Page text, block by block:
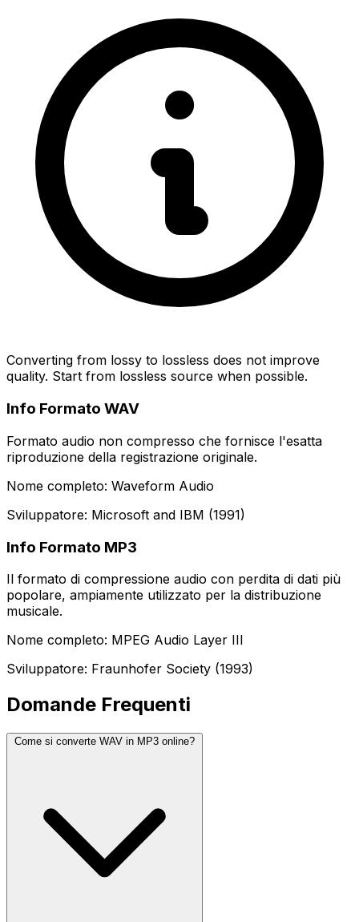
Converting from lossy to lossless does not improve
quality. Start from lossless source when possible.
Info Formato WAV
Formato audio non compresso che fornisce l'esatta
riproduzione della registrazione originale.
Nome completo: Waveform Audio
Sviluppatore: Microsoft and IBM (1991)
Info Formato MP3
Il formato di compressione audio con perdita di dati più
popolare, ampiamente utilizzato per la distribuzione
musicale.
Nome completo: MPEG Audio Layer III
Sviluppatore: Fraunhofer Society (1993)
Domande Frequenti
Come si converte WAV in MP3 online?